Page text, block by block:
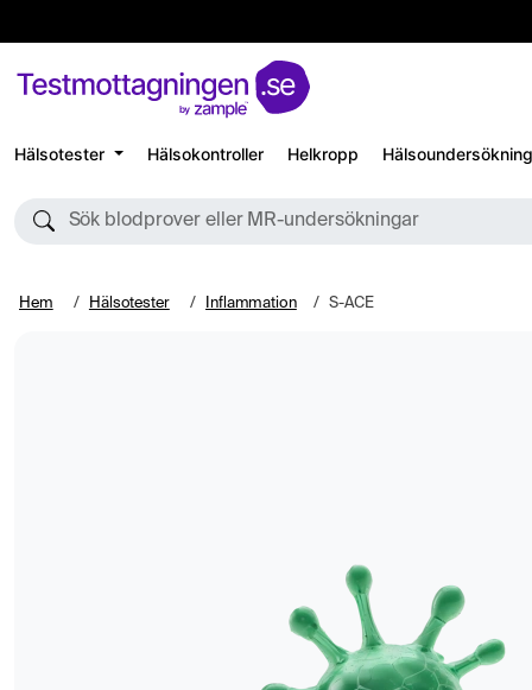
Hälsotester Hälsokontroller Helkropp
Sök blodprover eller MR-undersökningar
Hem Hälsotester Inflammation S-ACE